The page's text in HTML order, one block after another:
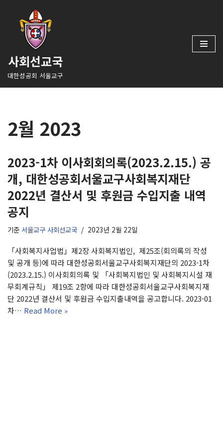
로
건
너
사회선교국
대한성공회 서울교구
2월 2023
2023-1차 이사회회의록(2023.2.15.) 공
개, 대한성공회서울교구사회복지재단
2022년 결산서 및 후원금 수입지출 내역
공지
기준 서울교구 사회선교국 2023년 2월 22일
「사회복지사업법」제2장 사회복지법인, 제25조(회의록의 작성
및 공개 등)에 따라 대한성공회서울교구사회복지재단의 2023-1차
(2023.2.15.) 이사회회의록 및 「사회복지법인 및 사회복지시설 재
무회계규칙」 제19조 2항에 따라 대한성공회서울교구사회복지재
단 2022년 결산서 및 후원금 수입지출내역을 공고합니다. 2023-01
차… Read More »